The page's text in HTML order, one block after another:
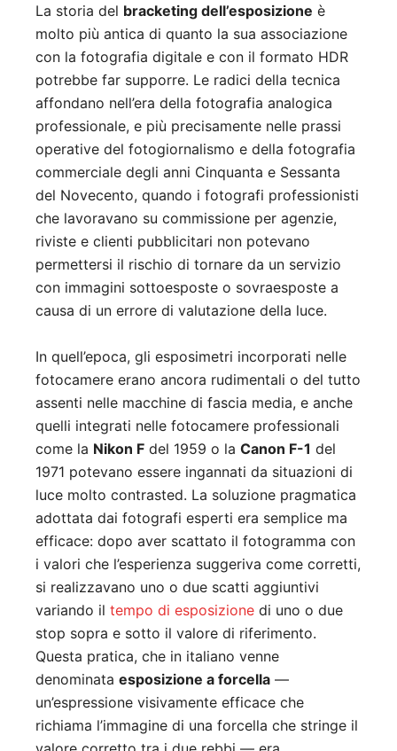
La storia del bracketing dell’esposizione è
molto più antica di quanto la sua associazione
con la fotografia digitale e con il formato HDR
potrebbe far supporre. Le radici della tecnica
affondano nell’era della fotografia analogica
professionale, e più precisamente nelle prassi
operative del fotogiornalismo e della fotografia
commerciale degli anni Cinquanta e Sessanta
del Novecento, quando i fotografi professionisti
che lavoravano su commissione per agenzie,
riviste e clienti pubblicitari non potevano
permettersi il rischio di tornare da un servizio
con immagini sottoesposte o sovraesposte a
causa di un errore di valutazione della luce.
In quell’epoca, gli esposimetri incorporati nelle
fotocamere erano ancora rudimentali o del tutto
assenti nelle macchine di fascia media, e anche
quelli integrati nelle fotocamere professionali
come la Nikon F del 1959 o la Canon F-1 del
1971 potevano essere ingannati da situazioni di
luce molto contrasted. La soluzione pragmatica
adottata dai fotografi esperti era semplice ma
efficace: dopo aver scattato il fotogramma con
i valori che l’esperienza suggeriva come corretti,
si realizzavano uno o due scatti aggiuntivi
variando il tempo di esposizione di uno o due
stop sopra e sotto il valore di riferimento.
Questa pratica, che in italiano venne
denominata esposizione a forcella —
un’espressione visivamente efficace che
richiama l’immagine di una forcella che stringe il